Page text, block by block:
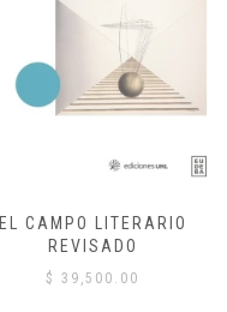
EL CAMPO LITERARIO
REVISADO
$ 39,500.00